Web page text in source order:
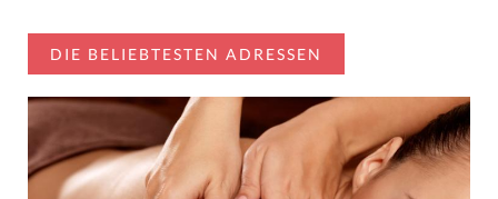
DIE BELIEBTESTEN ADRESSEN